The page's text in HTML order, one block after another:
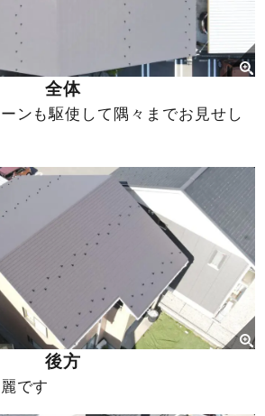
全体
ンも駆使して隅々までお見せし
後方
です